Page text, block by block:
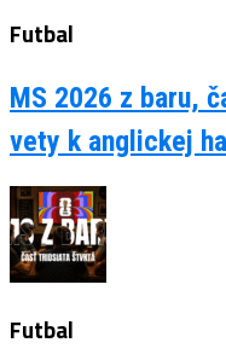
Futbal
MS 2026 z baru,
vety k anglickej
Futbal